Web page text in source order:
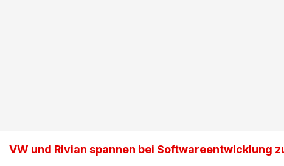
VW und Rivian spannen bei Softwareentwicklung